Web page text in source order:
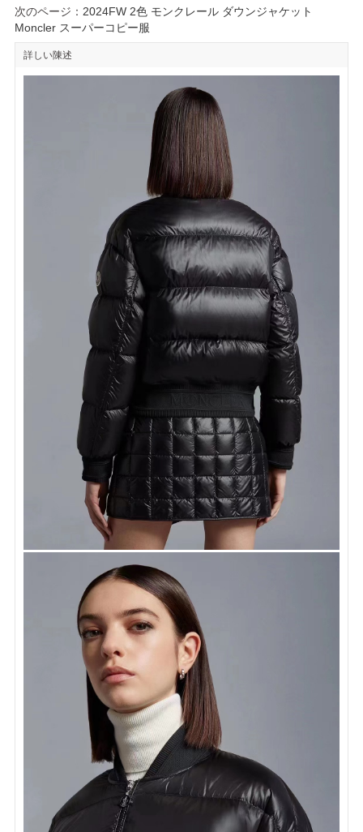
次のページ： 2024FW 2色 モンクレール ダウンジャケット
Moncler スーパーコピー服
詳しい陳述